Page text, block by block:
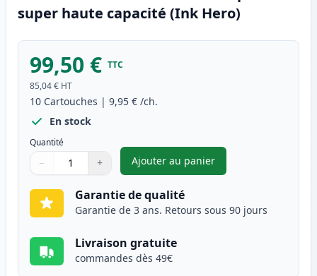
super haute capacité (Ink Hero)
99,50 € TTC
85,04 € HT
10 Cartouches | 9,95 € /ch.
En stock
Quantité
Quantité
Utilisez les boutons pour ajuster
− +
Quantité
Ajouter au panier
,Pack de 10 Canon PGI-
Garantie de qualité
Garantie de 3 ans. Retours sous 90 jours
Livraison gratuite
commandes dès 49€